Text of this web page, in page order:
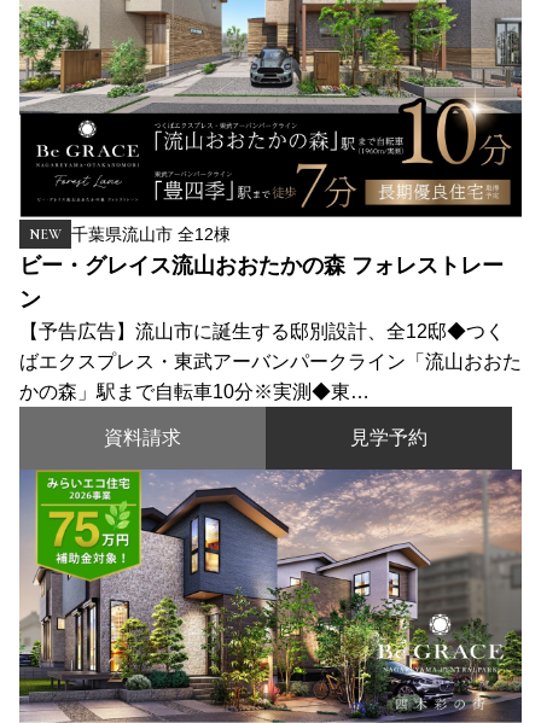
NEW 千葉県流山市 全12棟
ビー・グレイス流山おおたかの森 フォレストレー
ン
【予告広告】流山市に誕生する邸別設計、全12邸◆つく
ばエクスプレス・東武アーバンパークライン「流山おおた
かの森」駅まで自転車10分※実測◆東…
資料請求 見学予約